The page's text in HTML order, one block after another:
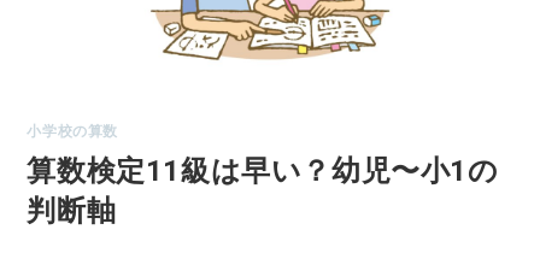
小学校の算数
算数検定11級は早い？幼児〜小1の
判断軸